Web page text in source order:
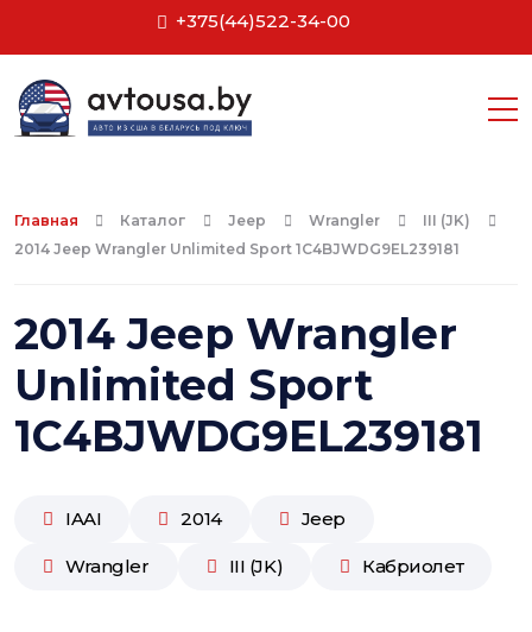
+375(44)522-34-00
Главная Каталог Jeep Wrangler
III (JK)
2014 Jeep Wrangler Unlimited Sport 1C4BJWDG9EL239181
2014 Jeep Wrangler
Unlimited Sport
1C4BJWDG9EL239181
IAAI 2014 Jeep
Wrangler III (JK) Кабриолет